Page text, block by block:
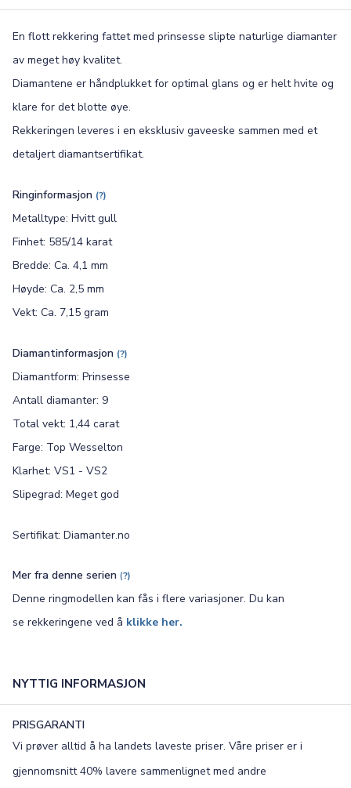
En flott rekkering fattet med prinsesse slipte naturlige diamanter
av meget høy kvalitet.
Diamantene er håndplukket for optimal glans og er helt hvite og
klare for det blotte øye.
Rekkeringen leveres i en eksklusiv gaveeske sammen med et
detaljert diamantsertifikat.
Ringinformasjon (?)
Metalltype: Hvitt gull
Finhet: 585/14 karat
Bredde: Ca. 4,1 mm
Høyde: Ca. 2,5 mm
Vekt: Ca. 7,15 gram
Diamantinformasjon (?)
Diamantform: Prinsesse
Antall diamanter: 9
Total vekt: 1,44 carat
Farge: Top Wesselton
Klarhet: VS1 - VS2
Slipegrad: Meget god
Sertifikat: Diamanter.no
Mer fra denne serien (?)
Denne ringmodellen kan fås i flere variasjoner. Du kan
se rekkeringene ved å klikke her.
NYTTIG INFORMASJON
PRISGARANTI
Vi prøver alltid å ha landets laveste priser. Våre priser er i
gjennomsnitt 40% lavere sammenlignet med andre